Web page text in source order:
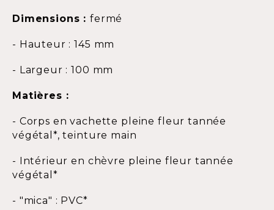
Dimensions :fermé
- Hauteur : 145 mm
- Largeur : 100 mm
Matières :
- Corps en vachette pleine fleur tannée
végétal*, teinture main
- Intérieur en chèvre pleine fleur tannée
végétal*
- "mica" : PVC*